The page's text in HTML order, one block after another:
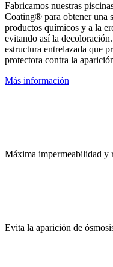
Fabricamos nuestras
Coating® para obtener una
productos químicos y a la
evitando así la
estructura entrelazada que
protectora contra la
Más información
Máxima impermeabilidad y
Evita la aparición de